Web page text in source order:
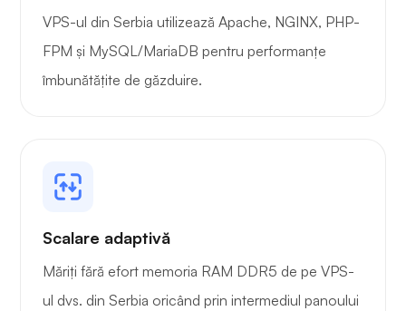
VPS-ul din Serbia utilizează Apache, NGINX, PHP-
FPM și MySQL/MariaDB pentru performanțe
îmbunătățite de găzduire.
Scalare adaptivă
Măriți fără efort memoria RAM DDR5 de pe VPS-
ul dvs. din Serbia oricând prin intermediul panoului